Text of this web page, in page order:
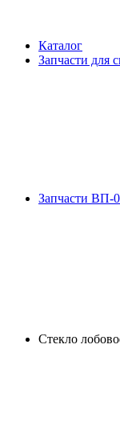
Каталог
Запчасти для
Запчасти ВП-
Стекло